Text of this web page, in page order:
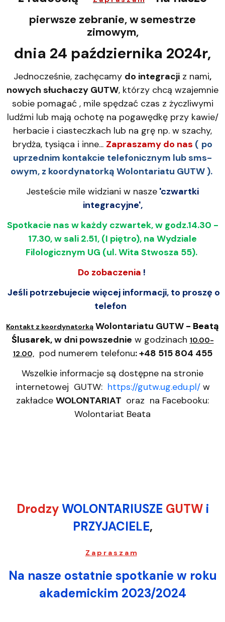
pierwsze zebranie, w semestrze
zimowym,
dnia 24 października 2024r,
Jednocześnie, zachęcamy do integracji z nami,
nowych słuchaczy GUTW, którzy chcą wzajemnie
sobie pomagać , mile spędzać czas z życzliwymi
ludźmi lub mają ochotę na pogawędkę przy kawie/
herbacie i ciasteczkach lub na grę np. w szachy,
brydża, tysiąca i inne... Zapraszamy do nas ( po
uprzednim kontakcie telefonicznym lub sms-
owym, z koordynatorką Wolontariatu GUTW ).
Jesteście mile widziani w nasze 'czwartki
integracyjne',
Spotkacie nas w każdy czwartek, w godz.14.30 -
17.30, w sali 2.51, (I piętro), na Wydziale
Filologicznym UG (ul. Wita Stwosza 55).
Do zobaczenia !
Jeśli potrzebujecie więcej informacji, to proszę o
telefon
Kontakt z koordynatorką Wolontariatu GUTW - Beatą
Ślusarek,w dni powszednie w godzinach 10.00-
12.00,pod numerem telefonu:+48 515 804 455
Wszelkie informacje są dostępne na stronie
internetowej GUTW: https://gutw.ug.edu.pl/w
zakładce WOLONTARIAT oraz na Facebooku:
Wolontariat Beata
Drodzy WOLONTARIUSZE GUTW i
PRZYJACIELE,
Z a p r a s z a m
Na nasze ostatnie spotkanie w roku
akademickim 2023/2024